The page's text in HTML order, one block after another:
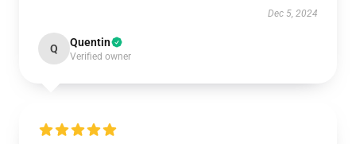
Dec 5, 2024
Q Quentin
Verified owner